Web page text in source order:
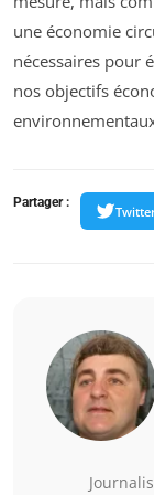
une économie
nécessaires pour
nos objectifs
Partager :